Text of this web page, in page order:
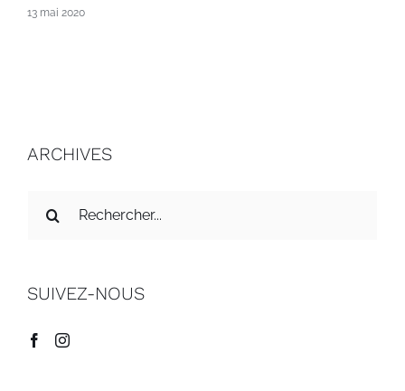
13 mai 2020
ARCHIVES
:SUIVEZ-NOUS